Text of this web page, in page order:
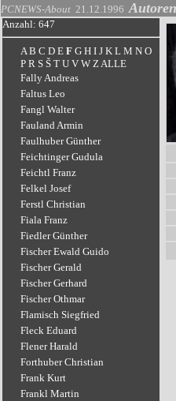
PCNEWS-About 21.12.1996 Autoren
Anzahl: 647
A B C D E F G H I J K L M N O
P R S Š T U V W ZALLE
Fally Andreas
Faltus Leo
Fangl Walter
Fauland Armin
Faulhuber Günther
Feichtinger Gudula
Feichtl Franz
Felkel Josef
Ferstl Christian
Fiala Franz
Fiedler Günther
Fischer Ewald Guido
Fischer Gerald
Fischer Gerhard
Fischer Othmar
Flamisch Siegfried
Fleck Eduard
Flener Harald
Forthuber Christian
Frank Kurt
Frankl Martin